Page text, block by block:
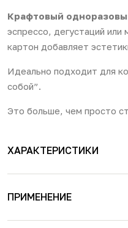
Крафтовый
эспрессо, дегустаций или
картон добавляет
Идеально подходит для
собой”.
Это больше, чем просто
ХАРАКТЕРИСТИКИ
ПРИМЕНЕНИЕ